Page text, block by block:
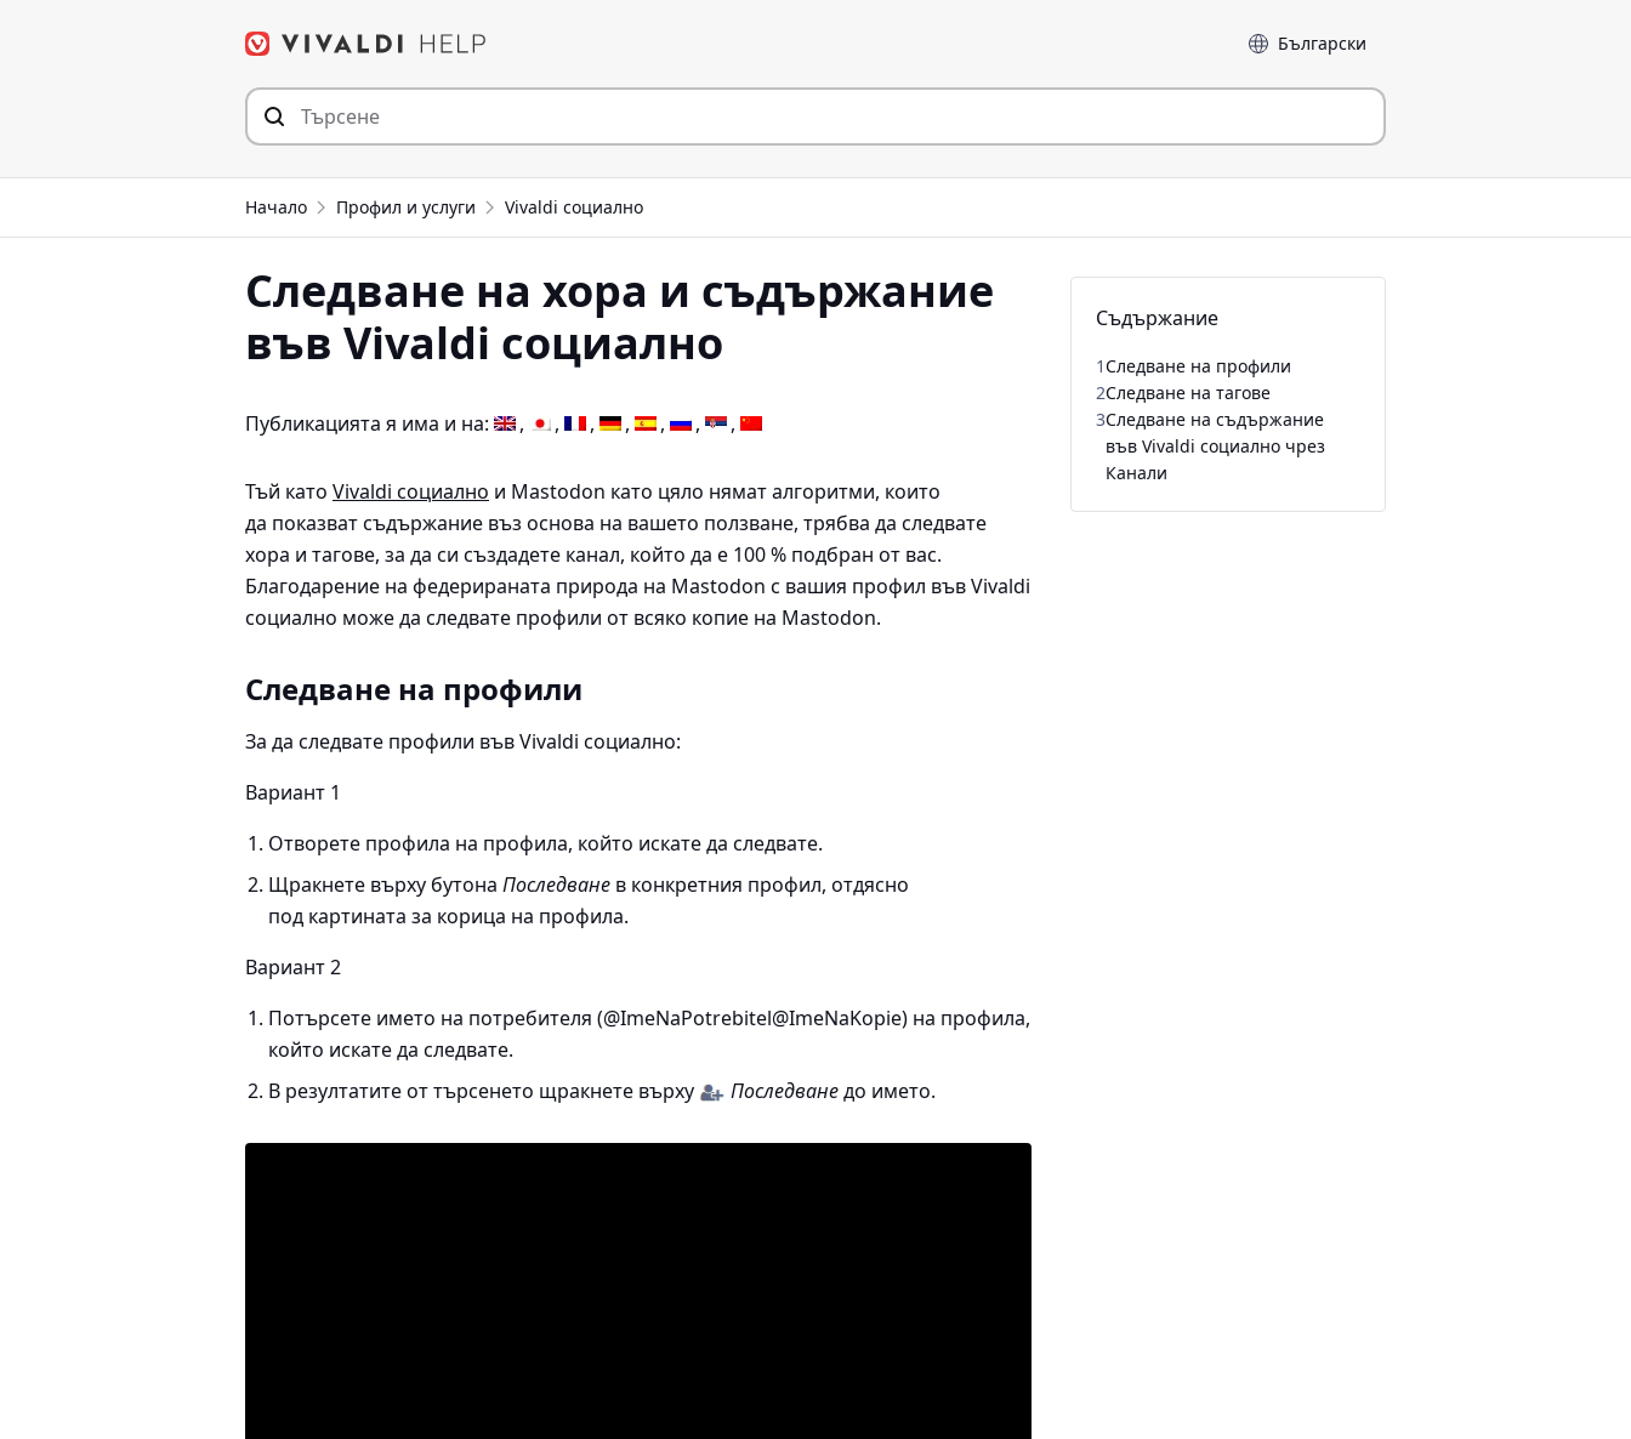
Език
Начало Профил и услуги Vivaldi социално
Следване на хора и съдържание
във Vivaldi социално
Публикацията я има и на:
Тъй като Vivaldi социално и Mastodon като цяло нямат алгоритми, които
да показват съдържание въз основа на вашето ползване, трябва да следвате
хора и тагове, за да си създадете канал, който да е 100 % подбран от вас.
Благодарение на федерираната природа на Mastodon с вашия профил във Vivaldi
социално може да следвате профили от всяко копие на Mastodon.
Следване на профили
За да следвате профили във Vivaldi социално:
Вариант 1
Отворете профила на профила, който искате да следвате.
Щракнете върху бутонаПоследване в конкретния профил, отдясно
под картината за корица на профила.
Вариант 2
Потърсете името на потребителя (@ImeNaPotrebitel@ImeNaKopie) на профила,
който искате да следвате.
В резултатите от търсенето щракнете върху
Последванедо името.
Съдържание
1Следване на профили
2Следване на тагове
3Следване на съдържание
във Vivaldi социално чрез
Канали